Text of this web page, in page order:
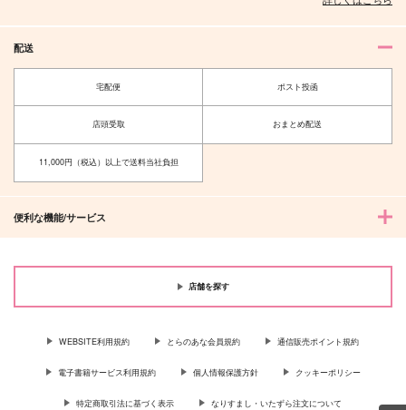
サンプル サンプル
サンプル
イデア×アズール
629円 （税込）
イデア×アズール
プラグマライト
1,572
配送
宅配便 ポスト投函
店頭受取 おまとめ配送
11,000円（税込）以上で送料当社負担
便利な機能/サービス
店舗を探す
WEBSITE利用規約 とらのあな会員規約 通信販売ポイント規約
電子書籍サービス利用規約 個人情報保護方針 クッキーポリシー
特定商取引法に基づく表示 なりすまし・いたずら注文について